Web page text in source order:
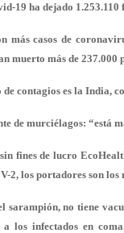
19 ha dejado
más casos de
muerto más de 237.000
contagios es la India,
de murciélagos: “está
fines de lucro
2, los portadores son los
sarampión, no tiene
los infectados en